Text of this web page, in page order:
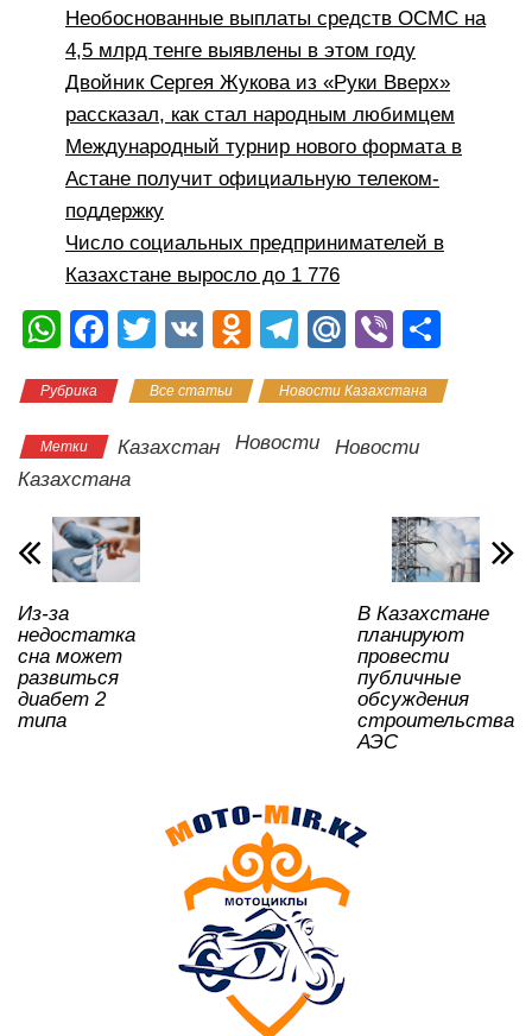
Необоснованные выплаты средств ОСМС на
4,5 млрд тенге выявлены в этом году
Двойник Сергея Жукова из «Руки Вверх»
рассказал, как стал народным любимцем
Международный турнир нового формата в
Астане получит официальную телеком-
поддержку
Число социальных предпринимателей в
Казахстане выросло до 1 776
W
at
s
A
p
p
F
c
e
b
o
o
k
T
tt
er
V
O
n
o
T
e
gr
M
.R
u
Vi
er р
и
ть
Рубрика Все статьи Новости Казахстана
Метки Казахстан Новости
Новости
Казахстана
Из-за
недостатка
сна может
развиться
диабет 2
типа
В Казахстане
планируют
провести
публичные
обсуждения
строительства
АЭС